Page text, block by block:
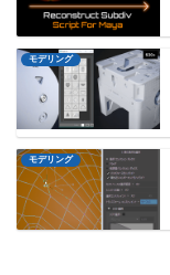
モデリング
モデリング